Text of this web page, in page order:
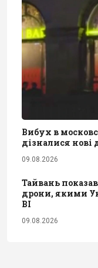
Вибух в
дізналися нові
09.08.2026
Тайвань
дрони, якими
BI
09.08.2026